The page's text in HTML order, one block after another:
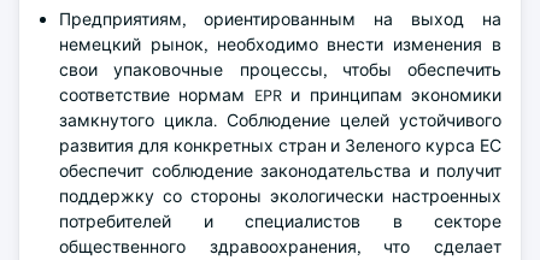
Предприятиям, ориентированным на выход на
немецкий рынок, необходимо внести изменения в
свои упаковочные процессы, чтобы обеспечить
соответствие нормам EPR и принципам экономики
замкнутого цикла. Соблюдение целей устойчивого
развития для конкретных стран и Зеленого курса ЕС
обеспечит соблюдение законодательства и получит
поддержку со стороны экологически настроенных
потребителей и специалистов в секторе
общественного здравоохранения, что сделает